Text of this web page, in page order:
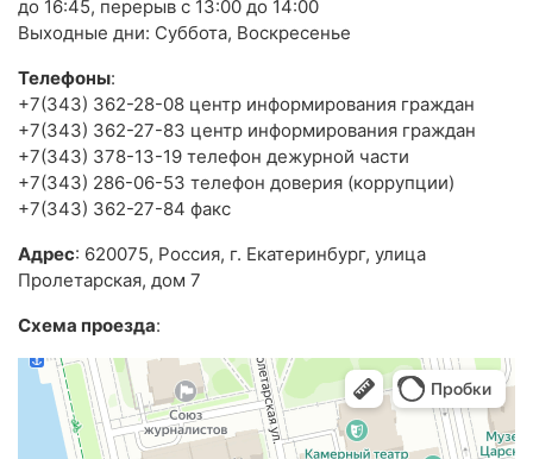
до 16:45, перерыв с 13:00 до 14:00
Выходные дни: Суббота, Воскресенье
Телефоны:
+7(343) 362-28-08 центр информирования граждан
+7(343) 362-27-83 центр информирования граждан
+7(343) 378-13-19 телефон дежурной части
+7(343) 286-06-53 телефон доверия (коррупции)
+7(343) 362-27-84 факс
Адрес: 620075, Россия, г. Екатеринбург, улица
Пролетарская, дом 7
Схема проезда: